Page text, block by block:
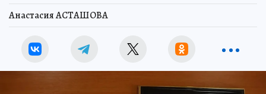
Анастасия АСТАШОВА